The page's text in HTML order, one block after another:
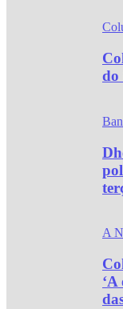
do
A